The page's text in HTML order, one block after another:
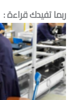
ربما تفيدك قراءة :